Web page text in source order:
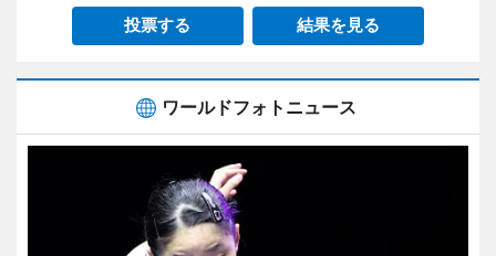
投票する 結果を見る
ワールドフォトニュース